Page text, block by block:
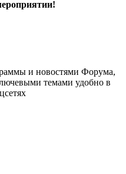
и новостями Форума,
темами удобно в